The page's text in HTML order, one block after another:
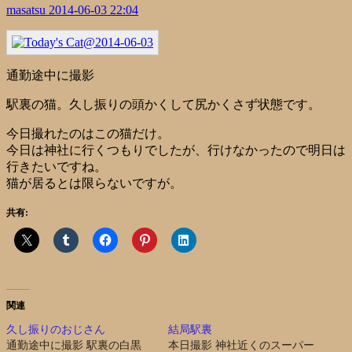
masatsu 2014-06-03 22:04
通勤途中に撮影
駅裏の猫。久し振りの頭かくして尻かくさず状態です。
今日撮れたのはこの猫だけ。
今日は神社に行くつもりでしたが、行けなかったので明日は
行きたいですね。
猫が居るとは限らないですが。
共有:
関連
久し振りのおじさん
通勤途中に撮影 駅裏の白黒
結局駅裏
本日撮影 神社近くのスーパー